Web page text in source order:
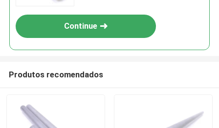
Continue
Produtos recomendados